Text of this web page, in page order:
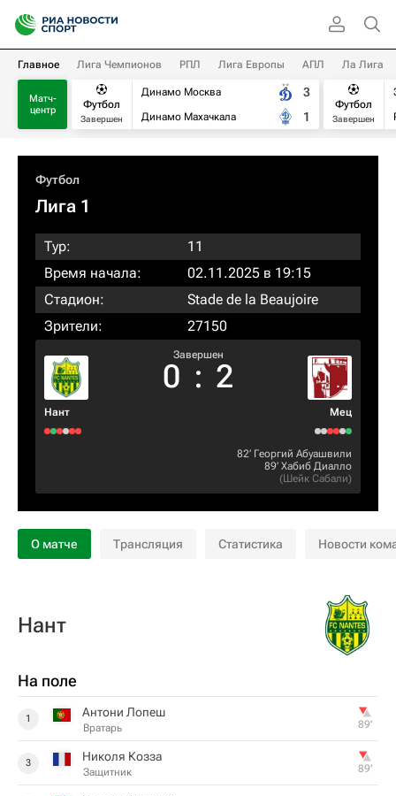
Главное Лига Чемпионов РПЛ Лига Европы АПЛ Ла Лига
Матч-
центр
Футбол
Завершен
Динамо Москва
Динамо Махачкала
3
1
Футбол
Завершен
Футбол
Лига 1
Тур:
11
Время начала:
02.11.2025 в 19:15
Стадион:
Stade de la Beaujoire
Зрители:
27150
Нант
Завершен
0 : 2
Мец
82‎’‎ Георгий Абуашвили
89‎’‎ Хабиб Диалло
(Шейк Сабали)
О матче Трансляция Статистика Новости
Нант
На поле
1 Антони Лопеш
Вратарь 89‎’‎
3 Николя Козза
Защитник 89‎’‎